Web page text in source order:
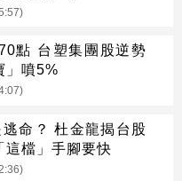
點 台塑集團股逆勢
」噴5%
命？ 杜金龍揭台股
這檔」手腳要快